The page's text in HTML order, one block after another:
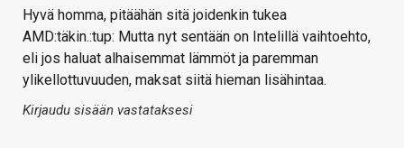
Hyvä homma, pitäähän sitä joidenkin tukea
AMD:täkin.:tup: Mutta nyt sentään on Intelillä vaihtoehto,
eli jos haluat alhaisemmat lämmöt ja paremman
ylikellottuvuuden, maksat siitä hieman lisähintaa.
Kirjaudu sisään vastataksesi